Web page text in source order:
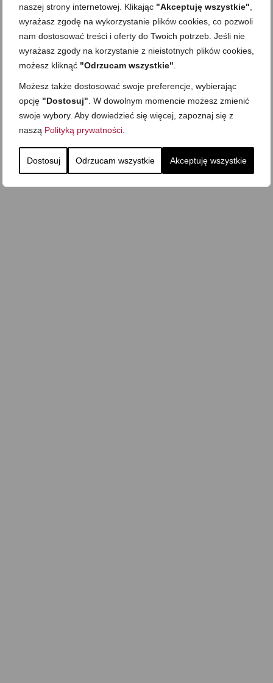
naszej strony internetowej. Klikając "Akceptuję wszystkie"
wyrażasz zgodę na wykorzystanie plików cookies, co pozwoli
nam dostosować treści i oferty do Twoich potrzeb. Jeśli nie
wyrażasz zgody na korzystanie z nieistotnych plików cookies,
możesz kliknąć "Odrzucam wszystkie"
Możesz także dostosować swoje preferencje, wybierając
opcję "Dostosuj" . W dowolnym momencie możesz zmienić
swoje wybory. Aby dowiedzieć się więcej, zapoznaj się z
naszą Polityką prywatności
Dostosuj Odrzucam wszystkie Akceptuję wszystkie
Zobacz też
Domowe żelki
Zupa kurkowa z
selerem i pietruszką
Gołąbki z cukinii
prosta sałatka